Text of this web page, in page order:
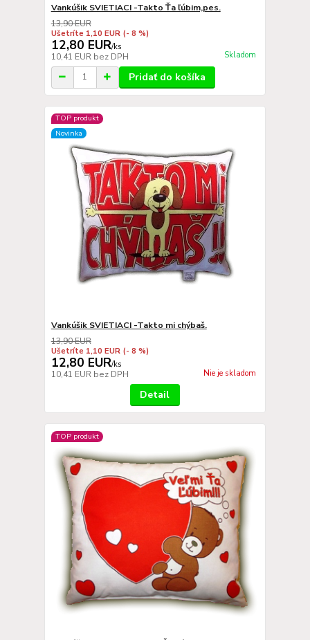
Vankúšik SVIETIACI -Takto Ťa ľúbim,pes.
13,90 EUR
Ušetríte 1,10 EUR (- 8 %)
12,80 EUR/ks
10,41 EUR bez DPH Skladom
Pridať do košíka
TOP produkt
Novinka
Vankúšik SVIETIACI -Takto mi chýbaš.
13,90 EUR
Ušetríte 1,10 EUR (- 8 %)
12,80 EUR/ks
10,41 EUR bez DPH Nie je skladom
Detail
TOP produkt